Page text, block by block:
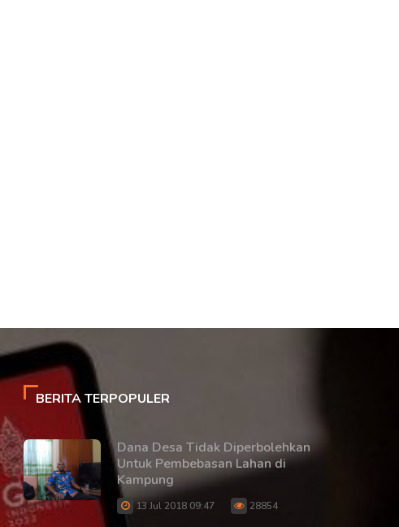
BERITA TERPOPULER
Dana Desa Tidak Diperbolehkan
Untuk Pembebasan Lahan di
Kampung
13 Jul 2018 09:47 28854